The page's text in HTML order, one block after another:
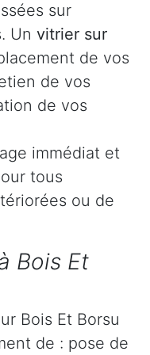
sur
Un vitrier sur
de vos
de vos
de vos
immédiat et
tous
ou de
Bois Et
Bois Et Borsu
de : pose de